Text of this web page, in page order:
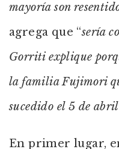
mayoría son
agrega que “sería
Gorriti explique
la familia Fujimori
sucedido el 5 de
En primer lugar,